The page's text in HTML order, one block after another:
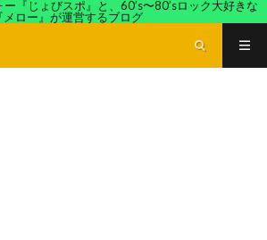
『じょびスポ』と、60’s〜80’sロック大好きな
メロー』が運営するブログ